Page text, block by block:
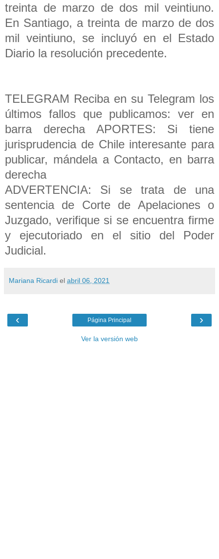
treinta de marzo de dos mil veintiuno.
En Santiago, a treinta de marzo de dos
mil veintiuno, se incluyó en el Estado
Diario la resolución precedente.
TELEGRAM Reciba en su Telegram los
últimos fallos que publicamos: ver en
barra derecha APORTES: Si tiene
jurisprudencia de Chile interesante para
publicar, mándela a Contacto, en barra
derecha
ADVERTENCIA: Si se trata de una
sentencia de Corte de Apelaciones o
Juzgado, verifique si se encuentra firme
y ejecutoriado en el sitio del Poder
Judicial.
Mariana Ricardi el abril 06, 2021
‹ ›
Página Principal
Ver la versión web